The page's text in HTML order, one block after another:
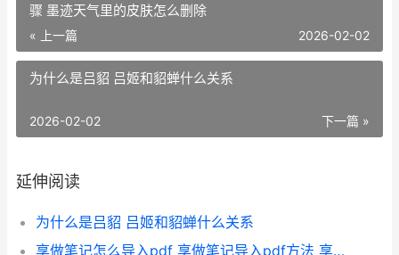
骤 墨迹天气里的皮肤怎么删除
« 上一篇 2026-02-02
为什么是吕貂 吕姬和貂蝉什么关系
下一篇 »
2026-02-02
延伸阅读
为什么是吕貂 吕姬和貂蝉什么关系
享做笔记怎么导入pdf 享做笔记导入pdf方法 享做笔记怎么导入ppt